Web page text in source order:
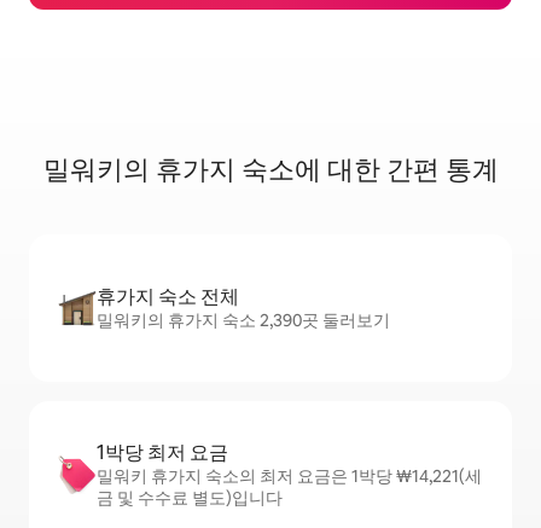
밀워키의 휴가지 숙소에 대한 간편 통계
휴가지 숙소 전체
밀워키의 휴가지 숙소 2,390곳 둘러보기
1박당 최저 요금
밀워키 휴가지 숙소의 최저 요금은 1박당 ₩14,221(세
금 및 수수료 별도)입니다